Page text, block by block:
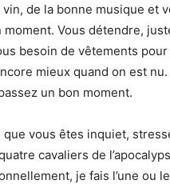
de la bonne musique et
moment. Vous détendre,
besoin de vêtements
mieux quand on est
un bon moment.
que vous êtes inquiet,
cavaliers de
je fais l’une ou